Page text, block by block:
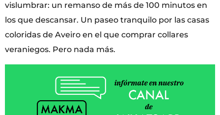
vislumbrar: un remanso de más de 100 minutos en
los que descansar. Un paseo tranquilo por las casas
coloridas de Aveiro en el que comprar collares
veraniegos. Pero nada más.